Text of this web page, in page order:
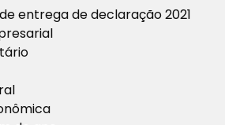
entrega de declaração 2021